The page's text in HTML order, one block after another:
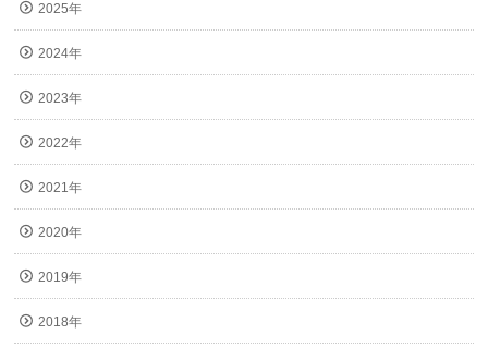
2025年
2024年
2023年
2022年
2021年
2020年
2019年
2018年